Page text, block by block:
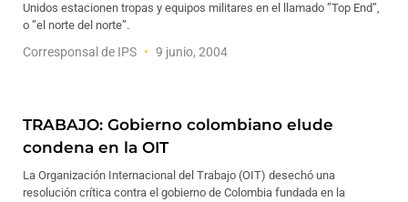
Unidos estacionen tropas y equipos militares en el llamado ”Top End”,
o ”el norte del norte”.
Corresponsal de IPS 9 junio, 2004
TRABAJO: Gobierno colombiano elude
condena en la OIT
La Organización Internacional del Trabajo (OIT) desechó una
resolución crítica contra el gobierno de Colombia fundada en la